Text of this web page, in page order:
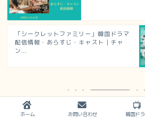
「シークレットファミリー」韓国ドラマ
配信情報・あらすじ・キャスト｜チャ
ン...
ホーム お問い合わせ 韓国ド